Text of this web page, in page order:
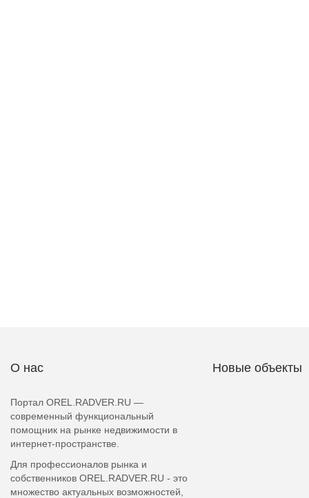
О нас
Портал OREL.RADVER.RU —
современный функциональный
помощник на рынке недвижимости в
интернет-пространстве.
Для профессионалов рынка и
собственников OREL.RADVER.RU - это
множество актуальных возможностей,
Новые объекты